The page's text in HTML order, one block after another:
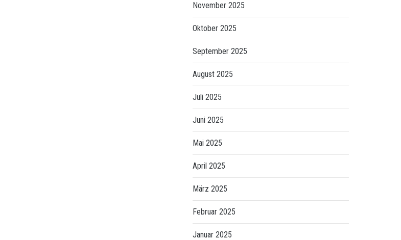
November 2025
Oktober 2025
September 2025
August 2025
Juli 2025
Juni 2025
Mai 2025
April 2025
März 2025
Februar 2025
Januar 2025